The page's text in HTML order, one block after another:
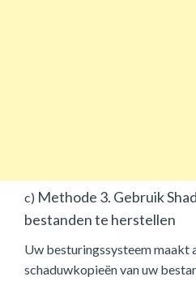
c) Methode 3. Gebruik
bestanden te herstellen
Uw besturingssysteem maakt
schaduwkopieën van uw